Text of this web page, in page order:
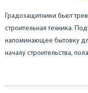
Градозащитники бьют
строительная техника.
напоминающее бытовку
началу строительства,